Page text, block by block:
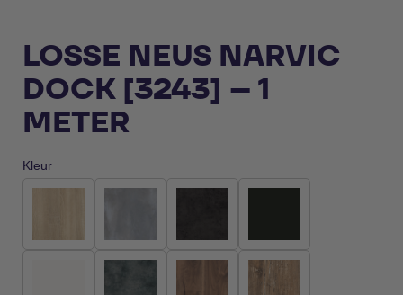
LOSSE NEUS NARVIC
DOCK [3243] – 1
METER
Kleur